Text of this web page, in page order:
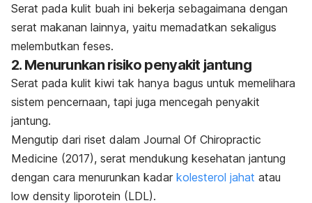
Serat pada kulit buah ini bekerja sebagaimana dengan
serat makanan lainnya, yaitu memadatkan sekaligus
melembutkan feses.
2. Menurunkan risiko penyakit jantung
Serat pada kulit kiwi tak hanya bagus untuk memelihara
sistem pencernaan, tapi juga mencegah penyakit
jantung.
Mengutip dari riset dalam Journal Of Chiropractic
Medicine (2017), serat mendukung kesehatan jantung
dengan cara menurunkan kadar kolesterol jahat atau
low density liporotein (LDL).